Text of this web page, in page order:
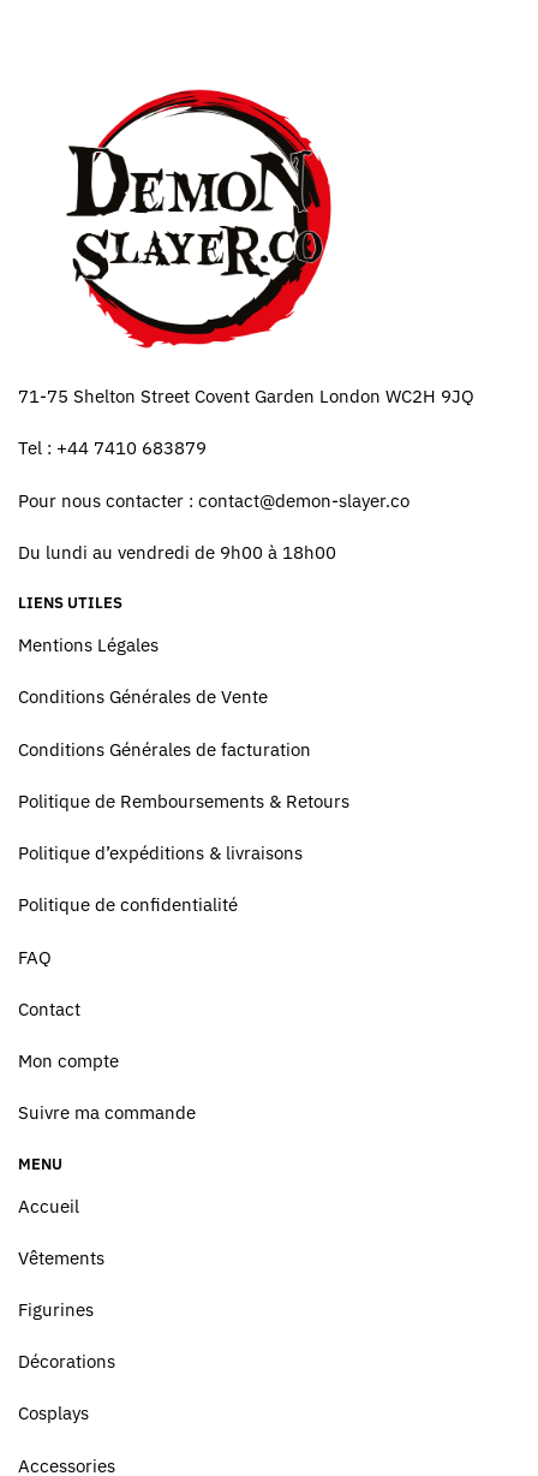
71-75 Shelton Street Covent Garden London WC2H 9JQ
Tel : +44 7410 683879
Pour nous contacter : contact@demon-slayer.co
Du lundi au vendredi de 9h00 à 18h00
LIENS UTILES
Mentions Légales
Conditions Générales de Vente
Conditions Générales de facturation
Politique de Remboursements & Retours
Politique d’expéditions & livraisons
Politique de confidentialité
FAQ
Contact
Mon compte
Suivre ma commande
MENU
Accueil
Vêtements
Figurines
Décorations
Cosplays
Accessories